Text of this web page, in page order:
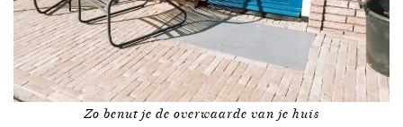
Zo benut je de overwaarde van je huis